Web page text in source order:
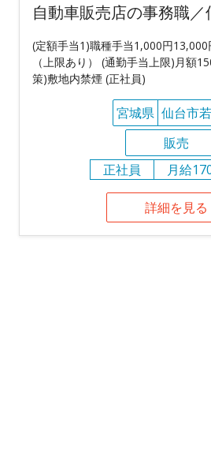
自動車販売店の事務職
(定額手当1)職種手当1,000円
（上限あり） (通勤手当上限)月額
策)敷地内禁煙 (正社員)
宮城県 仙台市
販売
正社員
月給
詳細を見る